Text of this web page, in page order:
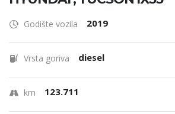
Godište vozila 2019
Vrsta goriva diesel
km 123.711